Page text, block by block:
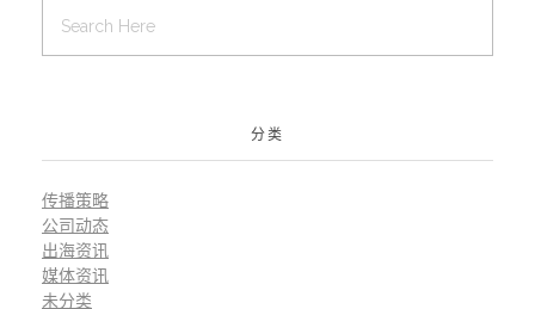
分类
传播策略
公司动态
出海资讯
媒体资讯
未分类